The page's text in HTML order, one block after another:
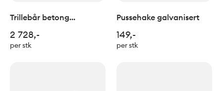
Trillebår betong
2 728,-
per stk
Pussehake galvanisert
149,-
per stk